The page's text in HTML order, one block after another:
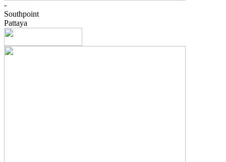
-
Southpoint
Pattaya